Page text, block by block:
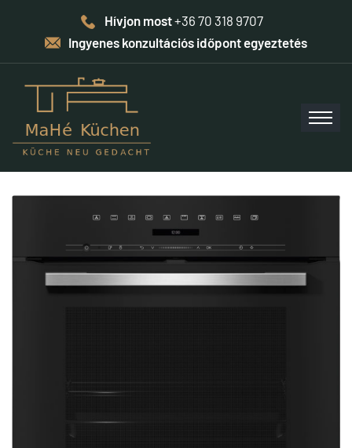
Hívjon most+36 70 318 9707
Ingyenes konzultációs időpont egyeztetés